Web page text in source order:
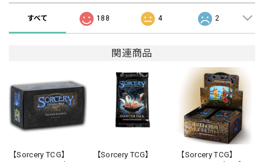
すべて 188 4 2
関連商品
【Sorcery TCG】
【Sorcery TCG】
【Sorcery TCG】